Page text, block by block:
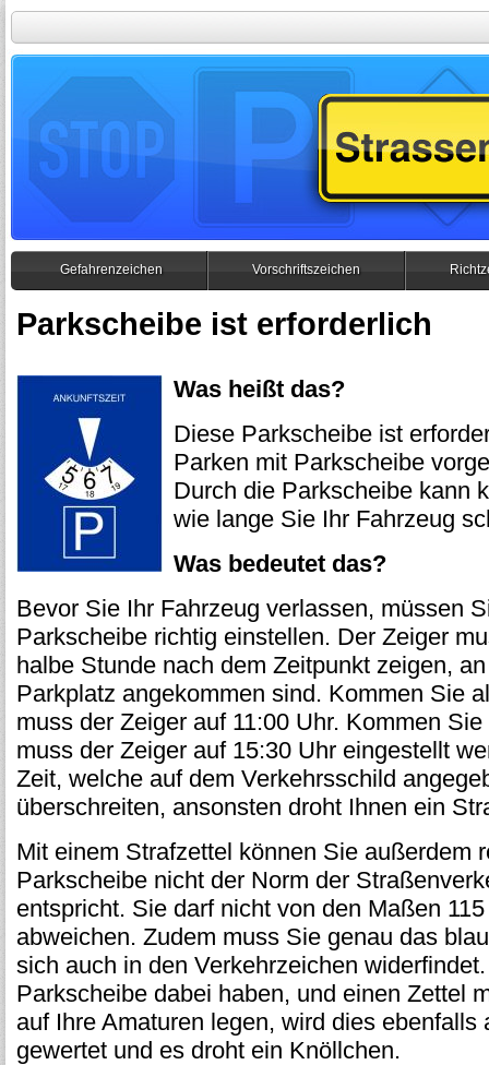
Gefahrenzeichen Vorschriftszeichen
Parkscheibe ist erforderlich
Was heißt das?
Diese Parkscheibe ist
Parken mit Parkscheibe
Durch die Parkscheibe kann
wie lange Sie Ihr Fahrzeug
Was bedeutet das?
Bevor Sie Ihr Fahrzeug verlassen, müssen
Parkscheibe richtig einstellen. Der Zeiger
halbe Stunde nach dem Zeitpunkt zeigen,
Parkplatz angekommen sind. Kommen Sie
muss der Zeiger auf 11:00 Uhr. Kommen
muss der Zeiger auf 15:30 Uhr eingestellt
Zeit, welche auf dem Verkehrsschild
überschreiten, ansonsten droht Ihnen ein
Mit einem Strafzettel können Sie außerdem
Parkscheibe nicht der Norm der
entspricht. Sie darf nicht von den Maßen
abweichen. Zudem muss Sie genau das
sich auch in den Verkehrzeichen
Parkscheibe dabei haben, und einen Zettel
auf Ihre Amaturen legen, wird dies ebenfalls
gewertet und es droht ein Knöllchen.